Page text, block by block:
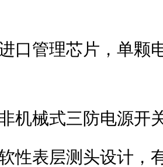
口管理芯片 ， 单颗
机械式三防电源开
性表层测头设计，